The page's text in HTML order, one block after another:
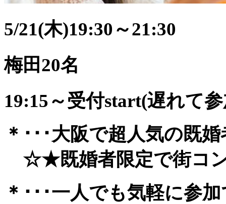
5/21(木)​19:30～21:30
梅田20名
19:15～受付start(遅れて
＊･･･大阪で超人気の既
☆★既婚者限定で街コ
＊･･･一人でも気軽に参